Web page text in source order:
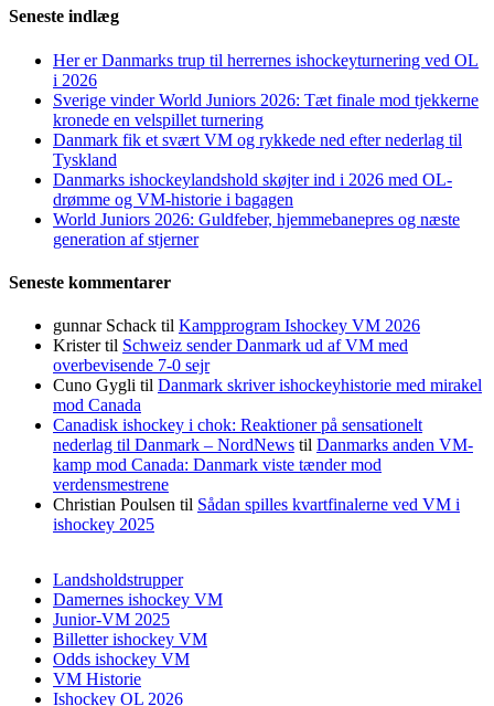
Seneste indlæg
Her er Danmarks trup til herrernes ishockeyturnering ved OL
i 2026
Sverige vinder World Juniors 2026: Tæt finale mod tjekkerne
kronede en velspillet turnering
Danmark fik et svært VM og rykkede ned efter nederlag til
Tyskland
Danmarks ishockeylandshold skøjter ind i 2026 med OL-
drømme og VM-historie i bagagen
World Juniors 2026: Guldfeber, hjemmebanepres og næste
generation af stjerner
Seneste kommentarer
gunnar Schack til Kampprogram Ishockey VM 2026
Kristertil Schweiz sender Danmark ud af VM med
overbevisende 7-0 sejr
Cuno Gygli til Danmark skriver ishockeyhistorie med mirakel
mod Canada
Canadisk ishockey i chok: Reaktioner på sensationelt
nederlag til Danmark – NordNews til Danmarks anden VM-
kamp mod Canada: Danmark viste tænder mod
verdensmestrene
Christian Poulsen til Sådan spilles kvartfinalerne ved VM i
ishockey 2025
Landsholdstrupper
Damernes ishockey VM
Junior-VM 2025
Billetter ishockey VM
Odds ishockey VM
VM Historie
Ishockey OL 2026